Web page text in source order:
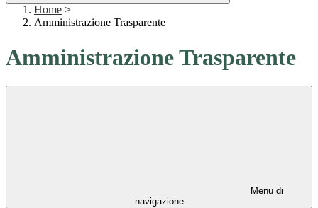
Home >
Amministrazione Trasparente
Amministrazione Trasparente
Menu di
navigazione